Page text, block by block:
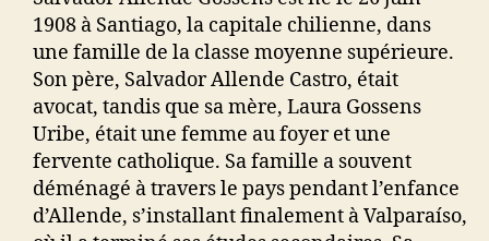
1908 à Santiago, la capitale chilienne, dans
une famille de la classe moyenne supérieure.
Son père, Salvador Allende Castro, était
avocat, tandis que sa mère, Laura Gossens
Uribe, était une femme au foyer et une
fervente catholique. Sa famille a souvent
déménagé à travers le pays pendant l’enfance
d’Allende, s’installant finalement à Valparaíso,